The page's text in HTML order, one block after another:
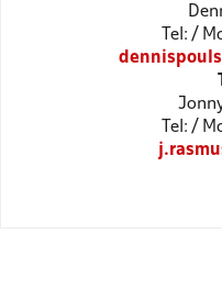
Tel: /
Tel: /